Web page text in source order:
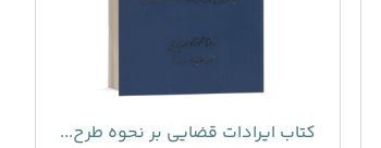
کتاب ایرادات قضایی بر نحوه طرح...